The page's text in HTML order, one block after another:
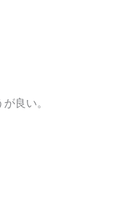
良い。